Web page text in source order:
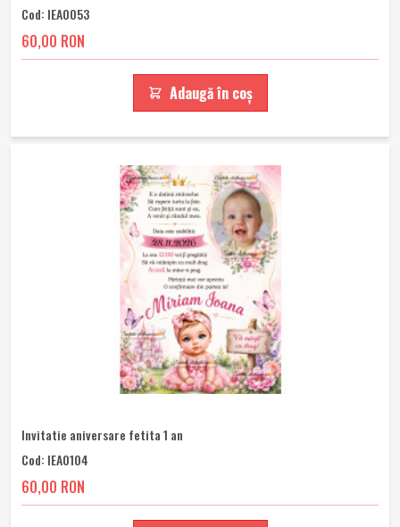
Cod: IEA0053
60,00 RON
Adaugă în coș
Invitatie aniversare fetita 1 an
Cod: IEA0104
60,00 RON